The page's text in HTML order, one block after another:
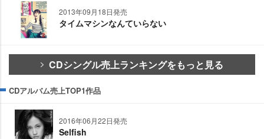
2013年09月18日発売
タイムマシンなんていらない
CDシングル売上ランキングをもっと見る
CDアルバム売上TOP1作品
2016年06月22日発売
Selfish